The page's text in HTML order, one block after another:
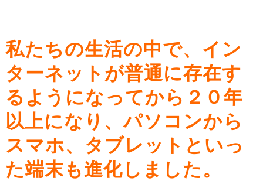
私たちの生活の中で、イン
ターネットが普通に存在す
るようになってから２０年
以上になり、パソコンから
スマホ、タブレットといっ
た端末も進化しました。